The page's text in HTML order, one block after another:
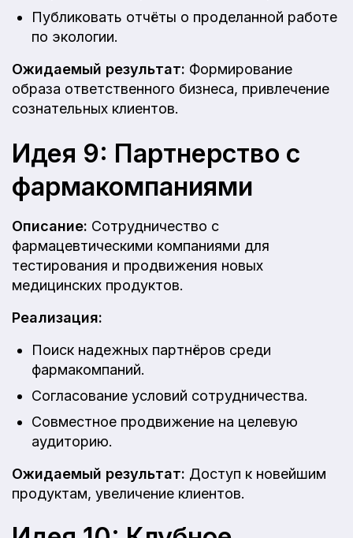
Публиковать отчёты о проделанной работе
по экологии.
Ожидаемый результат: Формирование
образа ответственного бизнеса, привлечение
сознательных клиентов.
Идея 9: Партнерство с
фармакомпаниями
Описание: Сотрудничество с
фармацевтическими компаниями для
тестирования и продвижения новых
медицинских продуктов.
Реализация:
Поиск надежных партнёров среди
фармакомпаний.
Согласование условий сотрудничества.
Совместное продвижение на целевую
аудиторию.
Ожидаемый результат: Доступ к новейшим
продуктам, увеличение клиентов.